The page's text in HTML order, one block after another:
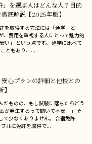
」を選ぶ人はどんな人？目的
底解説【2025年版】
を取得する方法には「通学」と
、費用を重視する人にとって魅力的
い」 という点です。 通学に比べて
ともあり、...
心プランの詳細と他校との
だものの、もし試験に落ちたらどう
が発生するって聞いて不安…」 そ
て少なくありません。 合宿免許
ルに免許を取得で...